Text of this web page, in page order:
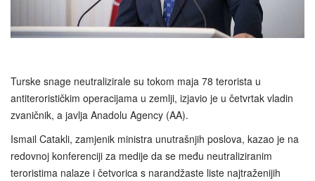
Turske snage neutralizirale su tokom maja 78 terorista u
antiterorističkim operacijama u zemlji, izjavio je u četvrtak vladin
zvaničnik, a javlja Anadolu Agency (AA).
Ismail Catakli, zamjenik ministra unutrašnjih poslova, kazao je na
redovnoj konferenciji za medije da se među neutraliziranim
teroristima nalaze i četvorica s narandžaste liste najtraženijih